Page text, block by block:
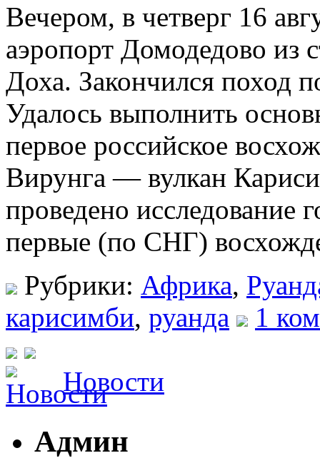
Вечером, в четверг 16
аэропорт Домодедово из
Доха. Закончился поход
Удалось выполнить
первое российское
Вирунга — вулкан
проведено исследование
первые (по СНГ)
Рубрики: Африка,
карисимби, руанда 1
Новости
Админ